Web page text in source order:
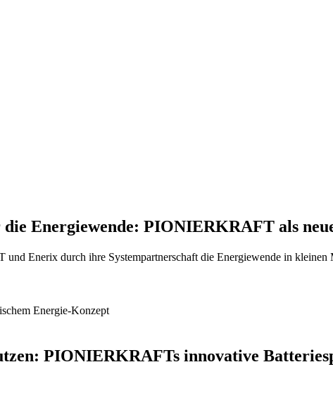
die Energiewende: PIONIERKRAFT als
Enerix durch ihre Systempartnerschaft die Energiewende in
PIONIERKRAFTs innovative